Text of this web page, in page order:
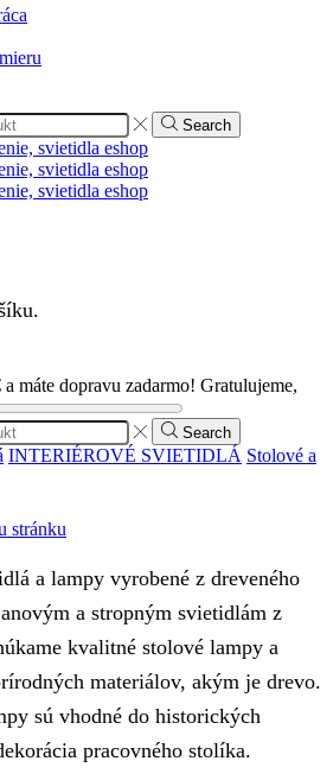
Search
a máte dopravu zadarmo! Gratulujeme,
Search
INTERIÉROVÉ SVIETIDLÁ Stolové a
stránku
a lampy vyrobené z dreveného
a stropným svietidlám z
kvalitné stolové lampy a
materiálov, akým je drevo.
sú vhodné do historických
pracovného stolíka.